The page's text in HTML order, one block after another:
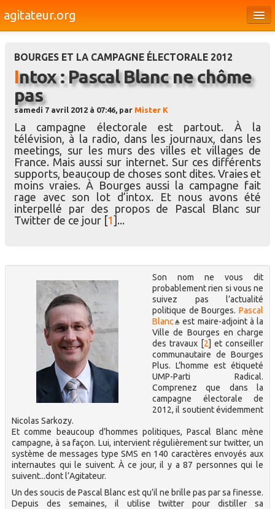
agitateur.org
Bourges & le Cher
Société
Culture
Médias
Dossiers
Brèves
BOURGES ET LA CAMPAGNE ÉLECTORALE 2012
Intox : Pascal Blanc ne chôme
pas
samedi 7 avril 2012 à 07:46, par Mister K
La campagne électorale est partout. À la
télévision, à la radio, dans les journaux, dans les
meetings, sur les murs des villes et villages de
France. Mais aussi sur internet. Sur ces différents
supports, beaucoup de choses sont dites. Vraies et
moins vraies. À Bourges aussi la campagne fait
rage avec son lot d’intox. Et nous avons été
interpellé par des propos de Pascal Blanc sur
Twitter de ce jour [1] ...
Son nom ne vous dit
probablement rien si vous ne
suivez pas l’actualité
politique de Bourges. Pascal
Blanc
est maire-adjoint à la
Ville de Bourges en charge
des travaux [2] et conseiller
communautaire de Bourges
Plus. L’homme est étiqueté
UMP-Parti Radical.
Comprenez que dans la
campagne électorale de
2012, il soutient évidemment
Nicolas Sarkozy.
Et comme beaucoup d’hommes politiques, Pascal Blanc mène
campagne, à sa façon. Lui, intervient régulièrement sur twitter, un
système de messages type SMS en 140 caractères envoyés aux
internautes qui le suivent. À ce jour, il y a 87 personnes qui le
suivent...dont l’Agitateur.
Un des soucis de Pascal Blanc est qu’il ne brille pas par sa finesse.
Depuis des semaines, il utilise twitter pour distiller sa